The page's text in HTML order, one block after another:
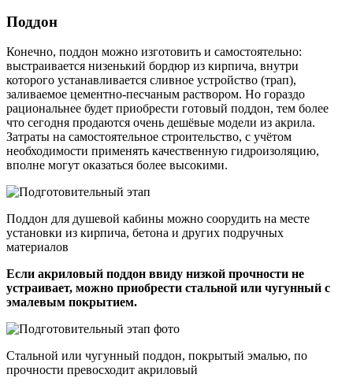
Поддон
Конечно, поддон можно изготовить и самостоятельно:
выстраивается низенький бордюр из кирпича, внутри
которого устанавливается сливное устройство (трап),
заливаемое цементно-песчаным раствором. Но гораздо
рациональнее будет приобрести готовый поддон, тем более
что сегодня продаются очень дешёвые модели из акрила.
Затраты на самостоятельное строительство, с учётом
необходимости применять качественную гидроизоляцию,
вполне могут оказаться более высокими.
Поддон для душевой кабины можно соорудить на месте
установки из кирпича, бетона и других подручных
материалов
Если акриловый поддон ввиду низкой прочности не
устраивает, можно приобрести стальной или чугунный с
эмалевым покрытием.
Стальной или чугунный поддон, покрытый эмалью, по
прочности превосходит акриловый